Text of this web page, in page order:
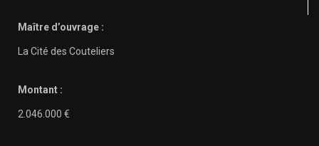
Maître d’ouvrage :
La Cité des Couteliers
Montant :
2.046.000 €